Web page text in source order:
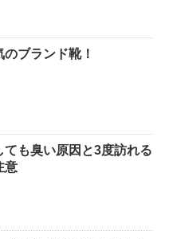
ブランド靴！
ても臭い原因と3度訪れる
意